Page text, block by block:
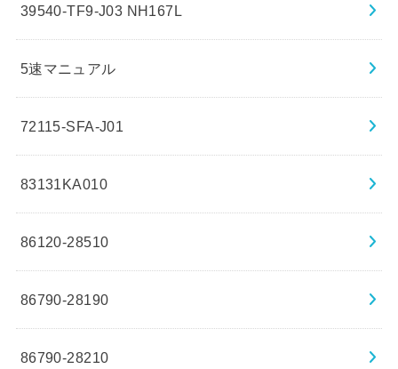
39540-TF9-J03 NH167L
5速マニュアル
72115-SFA-J01
83131KA010
86120-28510
86790-28190
86790-28210